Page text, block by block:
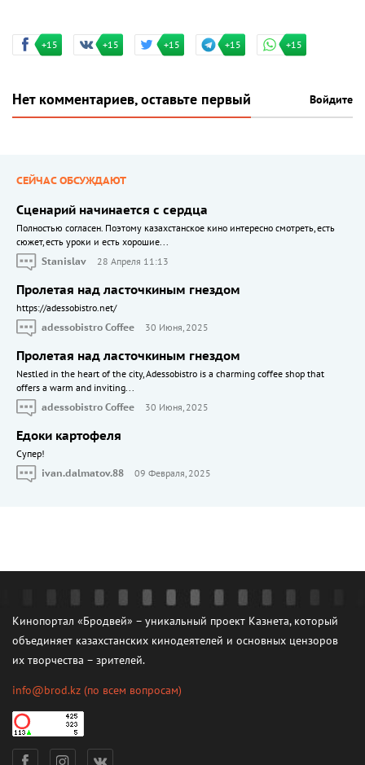
+15 +15 +15 +15 +15
Нет комментариев, оставьте первый Войдите
СЕЙЧАС ОБСУЖДАЮТ
Сценарий начинается с сердца
Полностью согласен. Поэтому казахстанское кино интересно смотреть, есть
сюжет, есть уроки и есть хорошие...
Stanislav
28 Апреля 11:13
Пролетая над ласточкиным гнездом
https://adessobistro.net/
adessobistro Coffee
30 Июня, 2025
Пролетая над ласточкиным гнездом
Nestled in the heart of the city, Adessobistro is a charming coffee shop that
offers a warm and inviting...
adessobistro Coffee
30 Июня, 2025
Едоки картофеля
Cупер!
ivan.dalmatov.88
09 Февраля, 2025
Кинопортал «Бродвей» – уникальный проект Казнета, который
объединяет казахстанских кинодеятелей и основных цензоров
их творчества – зрителей.
info@brod.kz (по всем вопросам)